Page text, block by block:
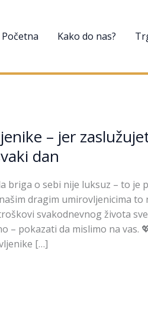
Početna Kako do nas?
– jer
dan
briga o sebi nije luksuz – to je
dragim umirovljenicima to
svakodnevnog života
– pokazati da mislimo na vas.
[…]